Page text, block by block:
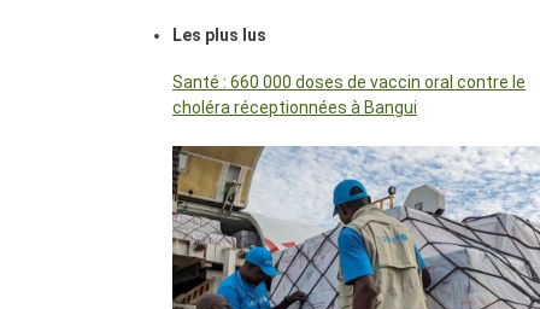
Les plus lus
Santé : 660 000 doses de vaccin oral contre le
choléra réceptionnées à Bangui